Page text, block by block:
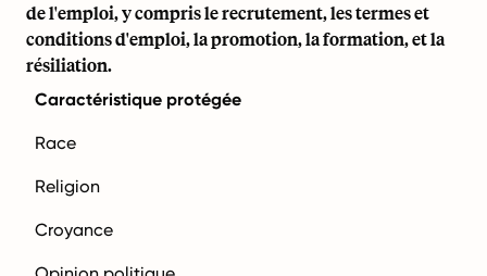
de l'emploi, y compris le recrutement, les termes et
conditions d'emploi, la promotion, la formation, et la
résiliation.
Caractéristique protégée
Race
Religion
Croyance